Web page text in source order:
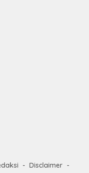
Disclaimer